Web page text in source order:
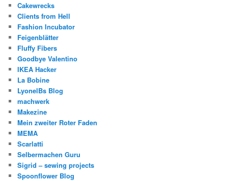
Cakewrecks
Clients from Hell
Fashion Incubator
Feigenblätter
Fluffy Fibers
Goodbye Valentino
IKEA Hacker
La Bobine
LyonelBs Blog
machwerk
Makezine
Mein zweiter Roter Faden
MEMA
Scarlatti
Selbermachen Guru
Sigrid – sewing projects
Spoonflower Blog